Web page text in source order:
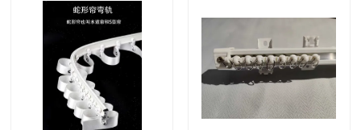
Tentang kami
Tur Pabrik